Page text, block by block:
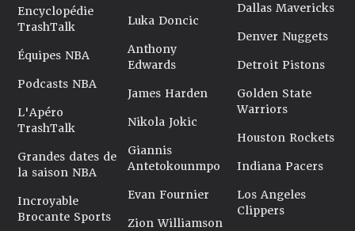
Encyclopédie
TrashTalk
Équipes NBA
Podcasts NBA
L'Apéro
TrashTalk
Grandes dates de
la saison NBA
Incroyable
Brocante Sports
Luka Doncic
Anthony
Edwards
James Harden
Nikola Jokic
Giannis
Antetokounmpo
Evan Fournier
Zion Williamson
Dallas Mavericks
Denver Nuggets
Detroit Pistons
Golden State
Warriors
Houston Rockets
Indiana Pacers
Los Angeles
Clippers